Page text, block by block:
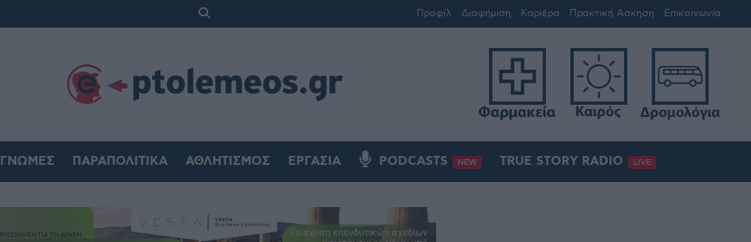
Προφίλ Διαφήμιση Καριέρα Πρακτική Άσκηση Επικοινωνία
ΓΝΏΜΕΣ ΠΑΡΑΠΟΛΙΤΙΚΆ ΑΘΛΗΤΙΣΜΌΣ ΕΡΓΑΣΊΑ PODCASTS NEW TRUE STORY RADIO LIVE